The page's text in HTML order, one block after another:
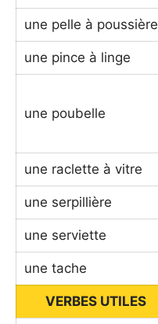
une pelle à poussière
une pince à linge
une poubelle
une raclette à vitre
une serpillière
une serviette
une tache
VERBES UTILES